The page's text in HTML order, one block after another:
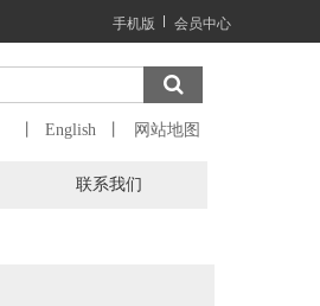
手机版 会员中心
联系我们
丨  English  丨 网站地图